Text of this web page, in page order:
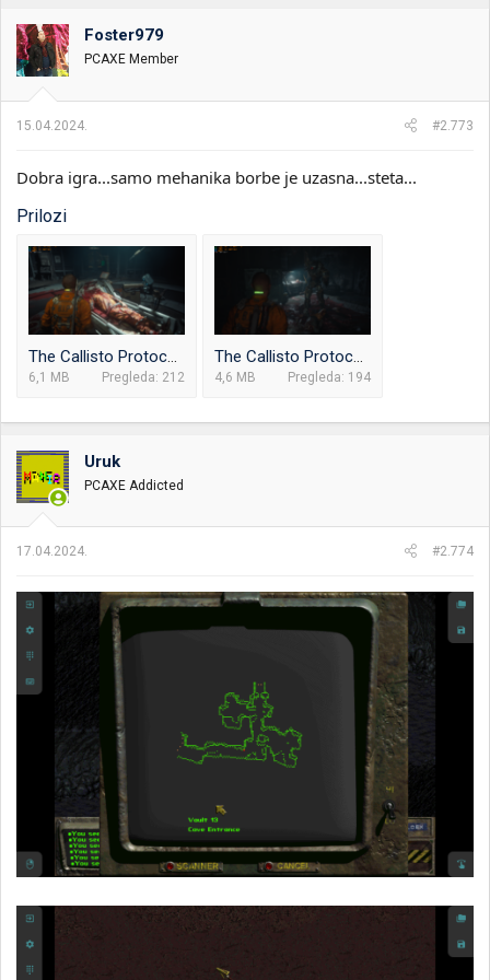
o
v
a
n
j
:
Foster979
PCAXE Member
15.04.2024. #2.773
Dobra igra...samo mehanika borbe je uzasna...steta...
Prilozi
The Callisto Protocol_2024.04.11-20.36.png
6,1 MB Pregleda: 212
The Callisto Protocol_2024.04.11-21.22.png
4,6 MB Pregleda: 194
Uruk
PCAXE Addicted
17.04.2024. #2.774